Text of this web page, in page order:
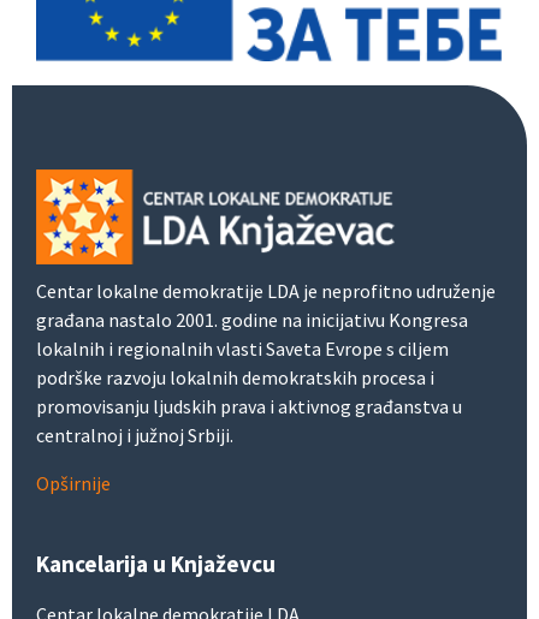
Centar lokalne demokratije LDA je neprofitno udruženje
građana nastalo 2001. godine na inicijativu Kongresa
lokalnih i regionalnih vlasti Saveta Evrope s ciljem
podrške razvoju lokalnih demokratskih procesa i
promovisanju ljudskih prava i aktivnog građanstva u
centralnoj i južnoj Srbiji.
Opširnije
Kancelarija u Knjaževcu
Centar lokalne demokratije LDA